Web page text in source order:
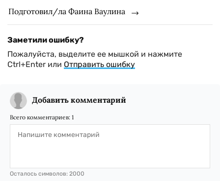
Подготовил/ла Фаина Ваулина
Заметили ошибку?
Пожалуйста, выделите ее мышкой и нажмите
Ctrl+Enter или Отправить ошибку
Добавить комментарий
Всего комментариев: 1
Осталось символов: 2000